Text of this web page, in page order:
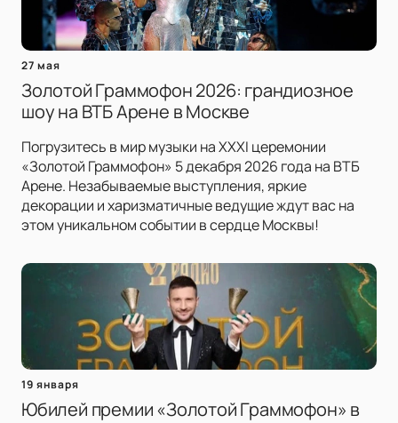
27 мая
Золотой Граммофон 2026: грандиозное
шоу на ВТБ Арене в Москве
Погрузитесь в мир музыки на XXXI церемонии
«Золотой Граммофон» 5 декабря 2026 года на ВТБ
Арене. Незабываемые выступления, яркие
декорации и харизматичные ведущие ждут вас на
этом уникальном событии в сердце Москвы!
19 января
Юбилей премии «Золотой Граммофон» в